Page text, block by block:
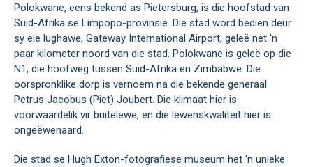
Polokwane, eens bekend as Pietersburg, is die hoofstad van
Suid-Afrika se Limpopo-provinsie. Die stad word bedien deur
sy eie lughawe, Gateway International Airport, geleë net 'n
paar kilometer noord van die stad. Polokwane is geleë op die
N1, die hoofweg tussen Suid-Afrika en Zimbabwe. Die
oorspronklike dorp is vernoem na die bekende generaal
Petrus Jacobus (Piet) Joubert. Die klimaat hier is
voorwaardelik vir buitelewe, en die lewenskwaliteit hier is
ongeëwenaard.
Die stad se Hugh Exton-fotografiese museum het 'n unieke